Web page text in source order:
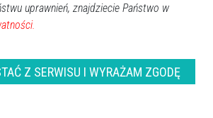
uprowadzenia Hindusa,
Eweliny - nigdy nie odnaleziono; czy
wyrok w tej sprawie? Teraz już
uprawnień, znajdziecie Państwo w
Z SERWISU I WYRAŻAM ZGODĘ